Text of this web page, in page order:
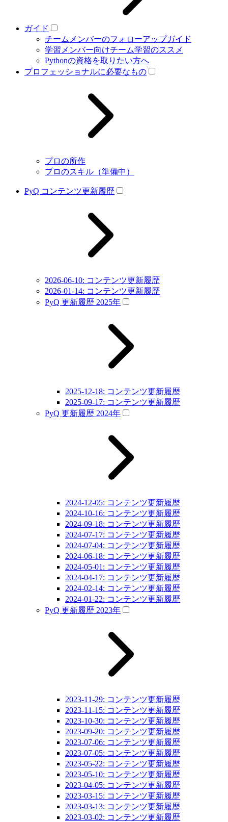
ガイド
チームメンバーのフォローアップガイド
学習メンバー向けチーム学習のススメ
Pythonの資格を取りたい方へ
プロフェッショナルに必要なもの
プロの所作
プロのスキル（準備中）
PyQ コンテンツ更新履歴
2026-06-10: コンテンツ更新履歴
2026-01-14: コンテンツ更新履歴
PyQ 更新履歴 2025年
2025-12-18: コンテンツ更新履歴
2025-09-17: コンテンツ更新履歴
PyQ 更新履歴 2024年
2024-12-05: コンテンツ更新履歴
2024-10-16: コンテンツ更新履歴
2024-09-18: コンテンツ更新履歴
2024-07-17: コンテンツ更新履歴
2024-07-04: コンテンツ更新履歴
2024-06-18: コンテンツ更新履歴
2024-05-01: コンテンツ更新履歴
2024-04-17: コンテンツ更新履歴
2024-02-14: コンテンツ更新履歴
2024-01-22: コンテンツ更新履歴
PyQ 更新履歴 2023年
2023-11-29: コンテンツ更新履歴
2023-11-15: コンテンツ更新履歴
2023-10-30: コンテンツ更新履歴
2023-09-20: コンテンツ更新履歴
2023-07-06: コンテンツ更新履歴
2023-07-05: コンテンツ更新履歴
2023-05-22: コンテンツ更新履歴
2023-05-10: コンテンツ更新履歴
2023-04-05: コンテンツ更新履歴
2023-03-15: コンテンツ更新履歴
2023-03-13: コンテンツ更新履歴
2023-03-02: コンテンツ更新履歴